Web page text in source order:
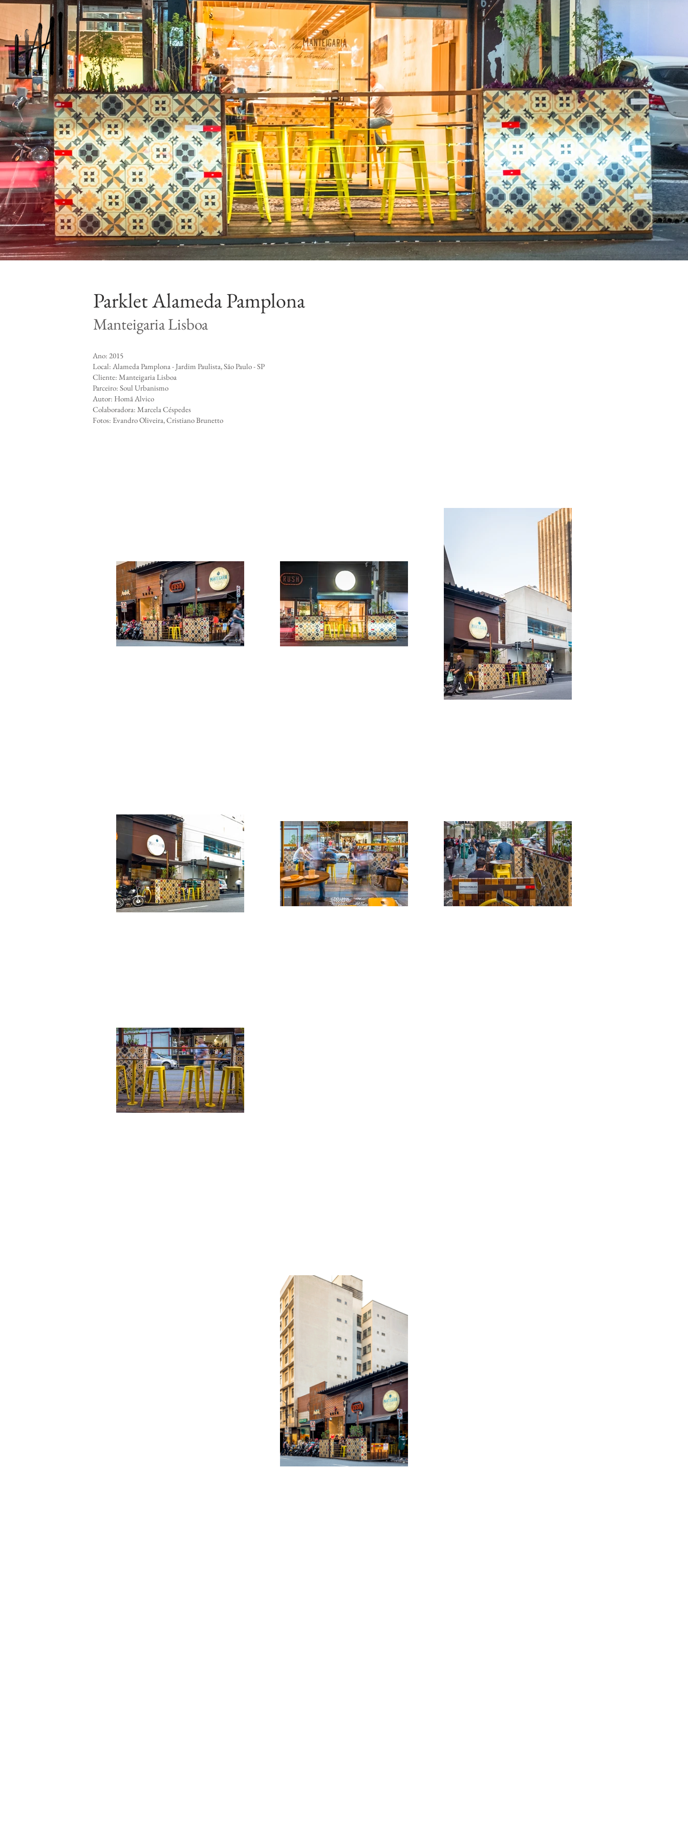
Parklet Alameda Pamplona
Manteigaria Lisboa
​Ano: 2015
Local: Alameda Pamplona - Jardim Paulista, São Paulo - SP
Cliente: Manteigaria Lisboa
Parceiro: Soul Urbanismo
Autor: Homã Alvico
Colaboradora: Marcela Céspedes
Fotos: Evandro Oliveira, Cristiano Brunetto